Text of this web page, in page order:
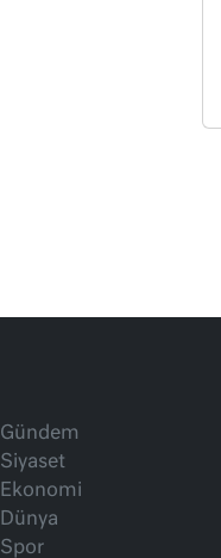
Gündem
Siyaset
Ekonomi
Dünya
Spor